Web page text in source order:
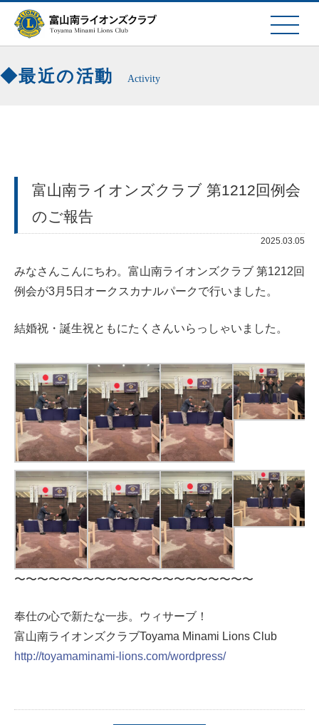
最近の活動 Activity
富山南ライオンズクラブ 第1212回例会
のご報告
2025.03.05
みなさんこんにちわ。富山南ライオンズクラブ 第1212回
例会が3月5日オークスカナルパークで行いました。
結婚祝・誕生祝ともにたくさんいらっしゃいました。
〜〜〜〜〜〜〜〜〜〜〜〜〜〜〜〜〜〜〜〜〜
奉仕の心で新たな一歩。ウィサーブ！
富山南ライオンズクラブToyama Minami Lions Club
http://toyamaminami-lions.com/wordpress/